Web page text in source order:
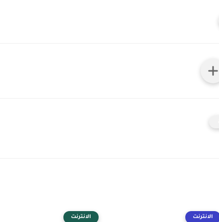
الانترنت الانترنت